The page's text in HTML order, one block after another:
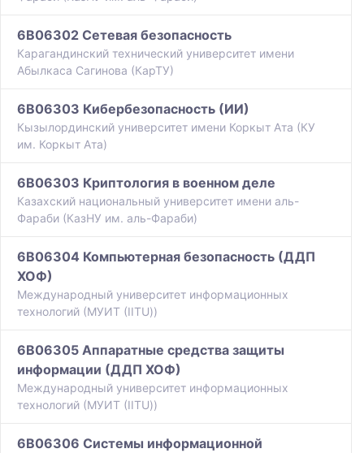
6B06302 Сетевая безопасность
Карагандинский технический университет имени
Абылкаса Сагинова (КарТУ)
6B06303 Кибербезопасность (ИИ)
Кызылординский университет имени Коркыт Ата (КУ
им. Коркыт Ата)
6B06303 Криптология в военном деле
Казахский национальный университет имени аль-
Фараби (КазНУ им. аль-Фараби)
6B06304 Компьютерная безопасность (ДДП
ХОФ)
Международный университет информационных
технологий (МУИТ (IITU))
6B06305 Аппаратные средства защиты
информации (ДДП ХОФ)
Международный университет информационных
технологий (МУИТ (IITU))
6B06306 Системы информационной